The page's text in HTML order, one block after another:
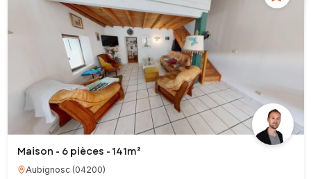
Maison - 6 pièces - 141m²
Aubignosc(04200)